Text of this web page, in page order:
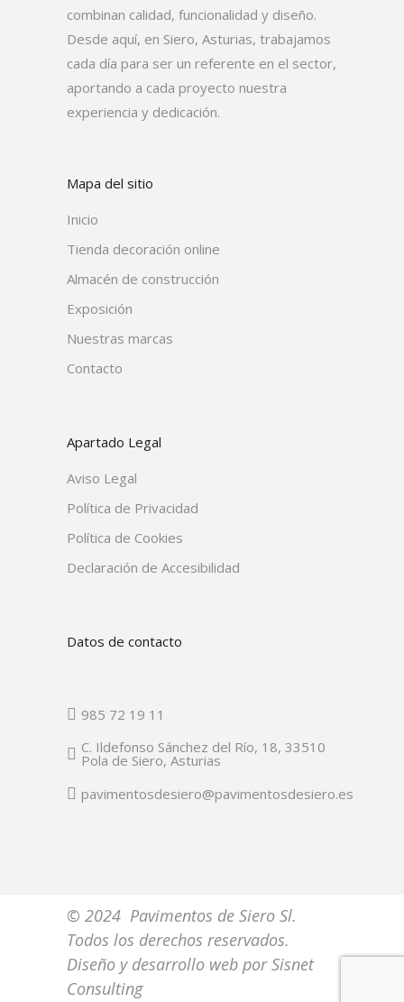
combinan calidad, funcionalidad y diseño.
Desde aquí, en Siero, Asturias, trabajamos
cada día para ser un referente en el sector,
aportando a cada proyecto nuestra
experiencia y dedicación.
Mapa del sitio
Inicio
Tienda decoración online
Almacén de construcción
Exposición
Nuestras marcas
Contacto
Apartado Legal
Aviso Legal
Política de Privacidad
Política de Cookies
Declaración de Accesibilidad
Datos de contacto
985 72 19 11
C. Ildefonso Sánchez del Río, 18, 33510
Pola de Siero, Asturias
pavimentosdesiero@pavimentosdesiero.es
© 2024 Pavimentos de Siero Sl.
Todos los derechos reservados.
Diseño y desarrollo web porSisnet
Consulting